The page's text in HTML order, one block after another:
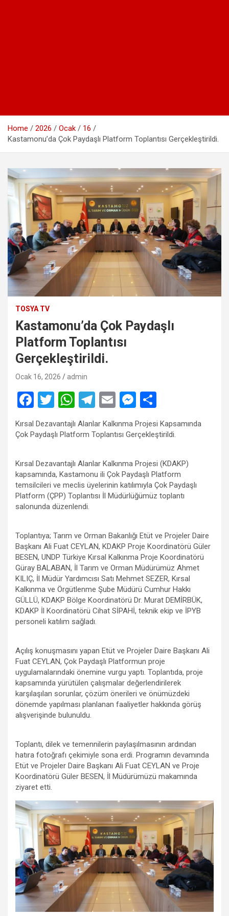
Home 2026 Ocak
16
Kastamonu’da Çok Paydaşlı Platform Toplantısı Gerçekleştirildi.
TOSYA TV
Kastamonu’da Çok Paydaşlı
Platform Toplantısı
Gerçekleştirildi.
Ocak 16, 2026 admin
F
a
ce
o
o
k
T
wi
tt
W
h
at
A
p
p
T
el
e
a
m
E
ail
M
es
se
g
er
h
ar
Kırsal Dezavantajlı Alanlar Kalkınma Projesi Kapsamında
Çok Paydaşlı Platform Toplantısı Gerçekleştirildi.
Kırsal Dezavantajlı Alanlar Kalkınma Projesi (KDAKP)
kapsamında, Kastamonu ili Çok Paydaşlı Platform
temsilcileri ve meclis üyelerinin katılımıyla Çok Paydaşlı
Platform (ÇPP) Toplantısı İl Müdürlüğümüz toplantı
salonunda düzenlendi.
Toplantıya; Tarım ve Orman Bakanlığı Etüt ve Projeler Daire
Başkanı Ali Fuat CEYLAN, KDAKP Proje Koordinatörü Güler
BESEN, UNDP Türkiye Kırsal Kalkınma Proje Koordinatörü
Güray BALABAN, İl Tarım ve Orman Müdürümüz Ahmet
KILIÇ, İl Müdür Yardımcısı Satı Mehmet SEZER, Kırsal
Kalkınma ve Örgütlenme Şube Müdürü Cumhur Hakkı
GÜLLÜ, KDAKP Bölge Koordinatörü Dr. Murat DEMİRBÜK,
KDAKP İl Koordinatörü Cihat SİPAHİ, teknik ekip ve İPYB
personeli katılım sağladı.
Açılış konuşmasını yapan Etüt ve Projeler Daire Başkanı Ali
Fuat CEYLAN, Çok Paydaşlı Platformun proje
uygulamalarındaki önemine vurgu yaptı. Toplantıda, proje
kapsamında yürütülen çalışmalar değerlendirilerek
karşılaşılan sorunlar, çözüm önerileri ve önümüzdeki
dönemde yapılması planlanan faaliyetler hakkında görüş
alışverişinde bulunuldu.
Toplantı, dilek ve temennilerin paylaşılmasının ardından
hatıra fotoğrafı çekimiyle sona erdi. Programın devamında
Etüt ve Projeler Daire Başkanı Ali Fuat CEYLAN ve Proje
Koordinatörü Güler BESEN, İl Müdürümüzü makamında
ziyaret etti.